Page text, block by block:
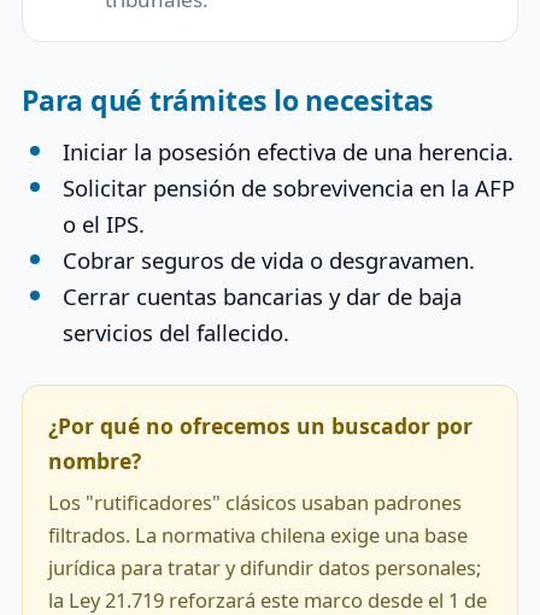
Para qué trámites lo necesitas
Iniciar la posesión efectiva de una herencia.
Solicitar pensión de sobrevivencia en la AFP
o el IPS.
Cobrar seguros de vida o desgravamen.
Cerrar cuentas bancarias y dar de baja
servicios del fallecido.
¿Por qué no ofrecemos un buscador por
nombre?
Los "rutificadores" clásicos usaban padrones
filtrados. La normativa chilena exige una base
jurídica para tratar y difundir datos personales;
la Ley 21.719 reforzará este marco desde el 1 de